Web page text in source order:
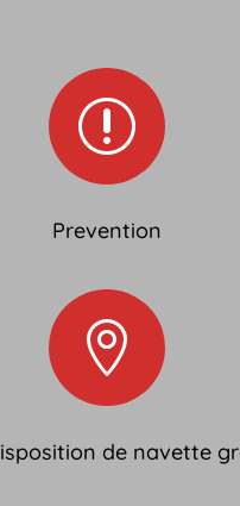
r
Prevention

de navette